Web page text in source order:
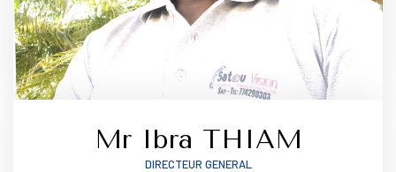
Mr Ibra THIAM
DIRECTEUR GENERAL